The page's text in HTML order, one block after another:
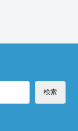
検索